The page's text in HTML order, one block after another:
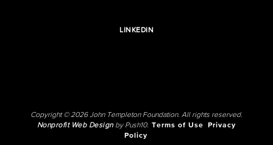
LINKEDIN
Copyright © 2026 John Templeton Foundation. All rights reserved.
Nonprofit Web Designby Push10. Terms of Use
Privacy
Policy